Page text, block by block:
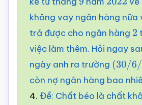
9 2022
không vay ngân hàng nữa
trả được cho ngân hàng 2
việc làm thêm. Hỏi ngay
ngày anh ra trường (30/6/
còn nợ ngân hàng bao
4. Đề: Chất béo là chất